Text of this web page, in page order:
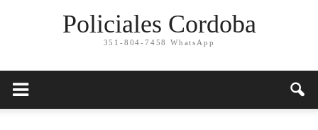
Policiales Cordoba
351-804-7458 WhatsApp